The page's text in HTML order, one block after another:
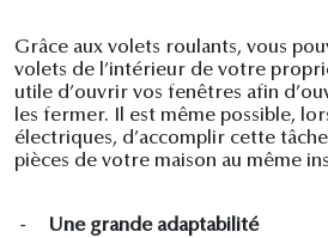
Grâce aux volets roulants, vous
volets de l’intérieur de votre
utile d’ouvrir vos fenêtres afin
les fermer. Il est même possible,
électriques, d’accomplir cette
pièces de votre maison au même
- Une grande adaptabilité